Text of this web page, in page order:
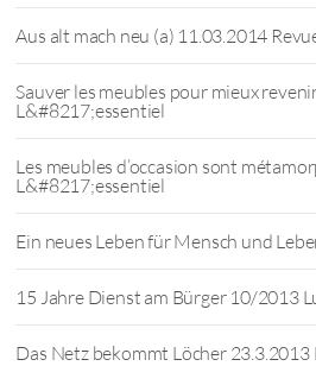
Aus alt mach neu (a) 11.03.2014
Sauver les meubles pour mieux
L&#8217;essentiel
Les meubles d’occasion sont
L&#8217;essentiel
Ein neues Leben für Mensch und
15 Jahre Dienst am Bürger 10/2013
Das Netz bekommt Löcher